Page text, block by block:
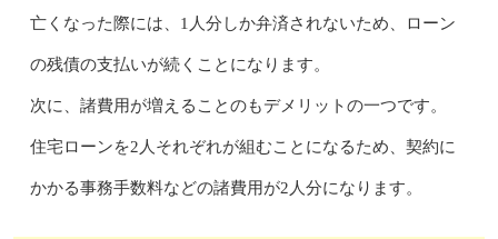
亡くなった際には、1人分しか弁済されないため、ローン
の残債の支払いが続くことになります。
次に、諸費用が増えることのもデメリットの一つです。
住宅ローンを2人それぞれが組むことになるため、契約に
かかる事務手数料などの諸費用が2人分になります。